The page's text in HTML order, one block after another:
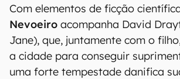
Com elementos de ficção
Nevoeiro acompanha David
Jane), que, juntamente com o
a cidade para conseguir
uma forte tempestade danifica